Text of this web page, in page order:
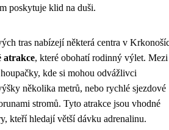
poskytuje klid na duši.
tras nabízejí některá centra v
atrakce, které obohatí rodinný výlet. Mezi
kde si mohou odvážlivci
několika metrů, nebo rychlé sjezdové
stromů. Tyto atrakce jsou vhodné
kteří hledají větší dávku adrenalinu.